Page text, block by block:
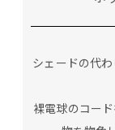
シェードの代
裸電球のコー